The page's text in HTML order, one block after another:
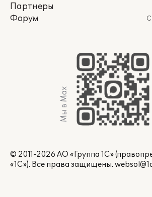
Партнеры
Форум
Мы в Max
© 2011-2026 АО «Группа 1С»
«1С»). Все права защищены.